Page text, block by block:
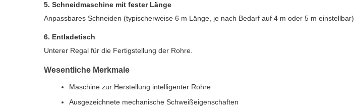
5. Schneidmaschine mit fester Länge
Anpassbares Schneiden (typischerweise 6 m Länge, je nach Bedarf auf 4 m oder 5 m einstellbar).
6. Entladetisch
Unterer Regal für die Fertigstellung der Rohre.
Wesentliche Merkmale
Maschine zur Herstellung intelligenter Rohre
Ausgezeichnete mechanische Schweißeigenschaften